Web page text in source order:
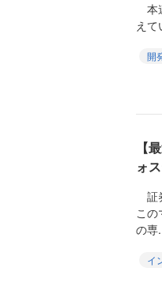
本
え
開
【
ォ
証
この
の専
イ